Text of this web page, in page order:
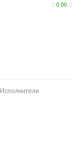
0.00
Исполнители